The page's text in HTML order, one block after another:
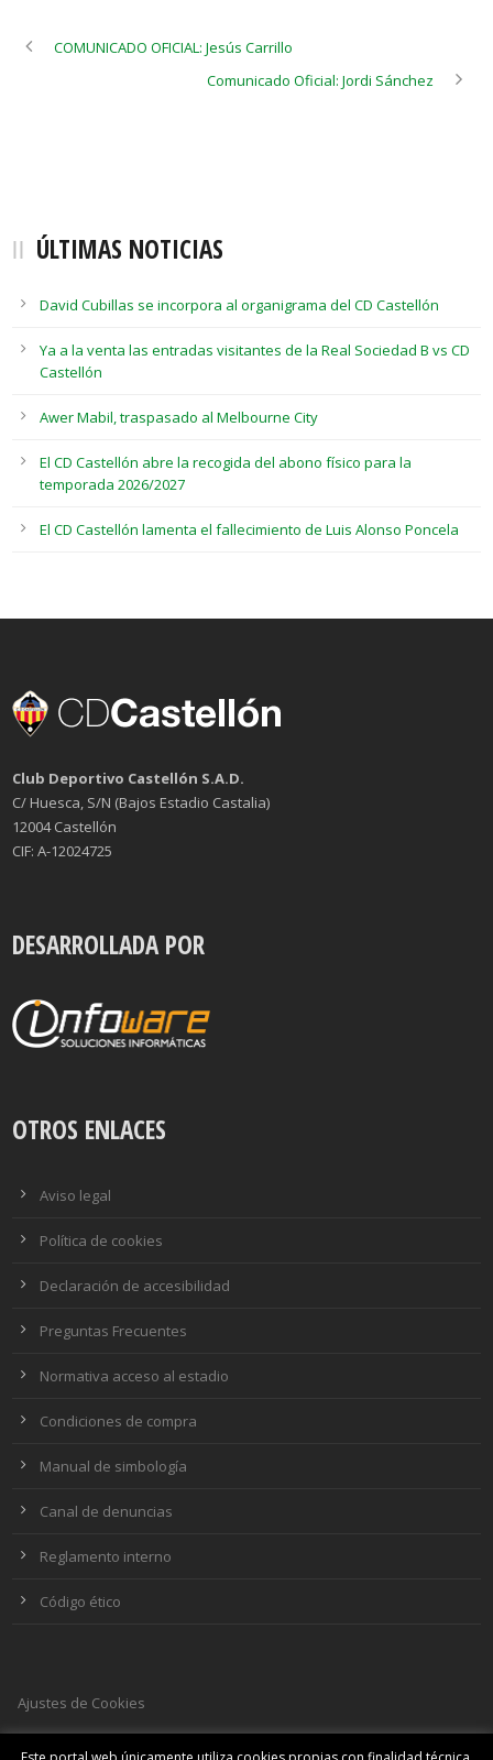
COMUNICADO OFICIAL: Jesús Carrillo
Comunicado Oficial: Jordi Sánchez
ÚLTIMAS NOTICIAS
David Cubillas se incorpora al organigrama del CD Castellón
Ya a la venta las entradas visitantes de la Real Sociedad B vs CD
Castellón
Awer Mabil, traspasado al Melbourne City
El CD Castellón abre la recogida del abono físico para la
temporada 2026/2027
El CD Castellón lamenta el fallecimiento de Luis Alonso Poncela
Club Deportivo Castellón S.A.D.
C/ Huesca, S/N (Bajos Estadio Castalia)
12004 Castellón
CIF: A-12024725
DESARROLLADA POR
OTROS ENLACES
Aviso legal
Política de cookies
Declaración de accesibilidad
Preguntas Frecuentes
Normativa acceso al estadio
Condiciones de compra
Manual de simbología
Canal de denuncias
Reglamento interno
Código ético
Ajustes de Cookies